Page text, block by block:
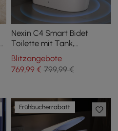
Nexin C4 Smart Bidet
Toilette mit Tank,
Schaumschutz, UV-
Sterilisation, Komforthöhe,
48L/Spülung
Blitzangebote
769,99€ 799,99 €
Frühbucherrabatt